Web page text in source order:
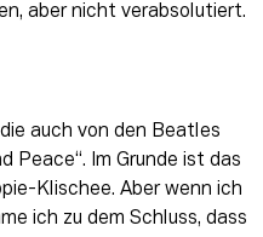
aber nicht verabsolutiert.
auch von den Beatles
Peace“. Im Grunde ist das
Klischee. Aber wenn ich
ich zu dem Schluss, dass